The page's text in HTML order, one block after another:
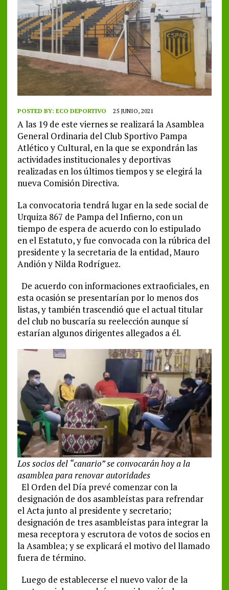
POSTED BY: ECO DEPORTIVO 25 JUNIO, 2021
A las 19 de este viernes se realizará la Asamblea
General Ordinaria del Club Sportivo Pampa
Atlético y Cultural, en la que se expondrán las
actividades institucionales y deportivas
realizadas en los últimos tiempos y se elegirá la
nueva Comisión Directiva.
La convocatoria tendrá lugar en la sede social de
Urquiza 867 de Pampa del Infierno, con un
tiempo de espera de acuerdo con lo estipulado
en el Estatuto, y fue convocada con la rúbrica del
presidente y la secretaria de la entidad, Mauro
Andión y Nilda Rodríguez.
De acuerdo con informaciones extraoficiales, en
esta ocasión se presentarían por lo menos dos
listas, y también trascendió que el actual titular
del club no buscaría su reelección aunque sí
estarían algunos dirigentes allegados a él.
Los socios del “canario” se convocarán hoy a la
asamblea para renovar autoridades
El Orden del Día prevé comenzar con la
designación de dos asambleístas para refrendar
el Acta junto al presidente y secretario;
designación de tres asambleístas para integrar la
mesa receptora y escrutora de votos de socios en
la Asamblea; y se explicará el motivo del llamado
fuera de término.
Luego de establecerse el nuevo valor de la